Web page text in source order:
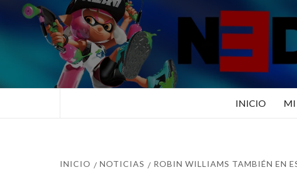
Saltar
TUS ESPECIALISTAS EN NINTENDO
INICIO MI
INICIO NOTICIAS ROBIN WILLIAMS TAMBIÉN EN